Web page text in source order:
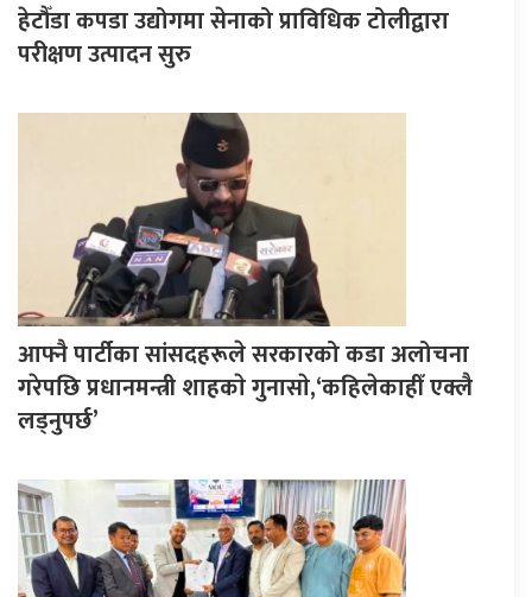
हेटौँडा कपडा उद्योगमा सेनाको प्राविधिक टोलीद्वारा
परीक्षण उत्पादन सुरु
आफ्नै पार्टीका सांसदहरूले सरकारको कडा अलोचना
गरेपछि प्रधानमन्त्री शाहकाे गुनासाे,‘कहिलेकाहीँ एक्लै
लड्नुपर्छ’